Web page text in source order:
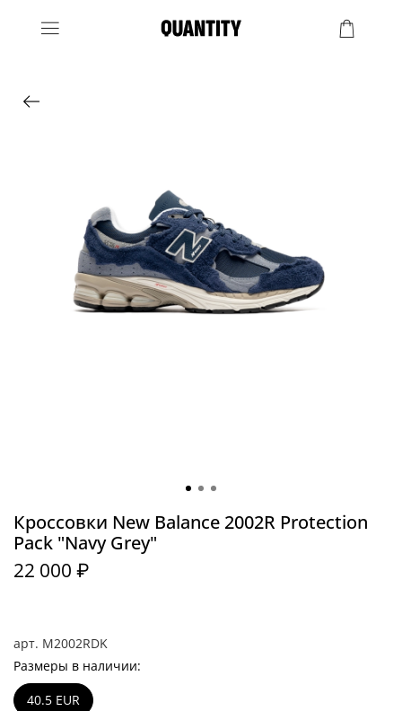
арт. M2002RDK
Кроссовки New Balance 2002R Protection
Pack "Navy Grey"
22 000 ₽
Размеры в наличии:
40.5 EUR